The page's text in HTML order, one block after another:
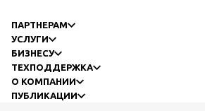
ПАРТНЕРАМ
УСЛУГИ
БИЗНЕСУ
ТЕХПОДДЕРЖКА
О КОМПАНИИ
ПУБЛИКАЦИИ